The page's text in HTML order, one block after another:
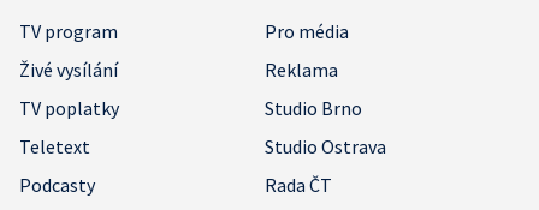
TV program
Pro média
Živé vysílání
Reklama
TV poplatky
Studio Brno
Teletext
Studio Ostrava
Podcasty
Rada ČT